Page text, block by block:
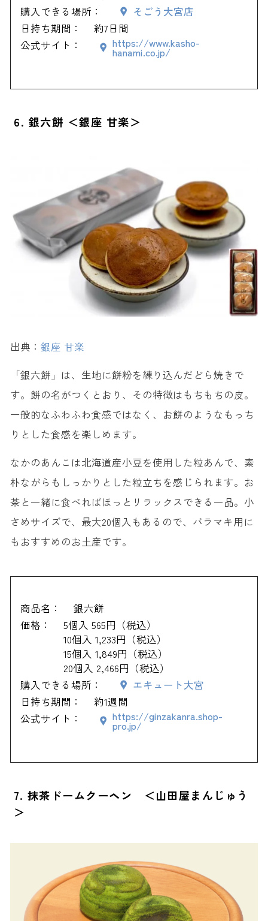
購入できる場所：
そごう大宮店
日持ち期間：
約7日間
公式サイト：
https://www.kasho-
hanami.co.jp/
6. 銀六餅 ＜銀座 甘楽＞
出典： 銀座 甘楽
「銀六餅」は、生地に餅粉を練り込んだどら焼きで
す。餅の名がつくとおり、その特徴はもちもちの皮。
一般的なふわふわ食感ではなく、お餅のようなもっち
りとした食感を楽しめます。
なかのあんこは北海道産小豆を使用した粒あんで、素
朴ながらもしっかりとした粒立ちを感じられます。お
茶と一緒に食べればほっとリラックスできる一品。小
さめサイズで、最大20個入もあるので、バラマキ用に
もおすすめのお土産です。
商品名：
銀六餅
価格：
5個入 565円（税込）
10個入 1,233円（税込）
15個入 1,849円（税込）
20個入 2,466円（税込）
購入できる場所：
エキュート大宮
日持ち期間：
約1週間
公式サイト：
https://ginzakanra.shop-
pro.jp/
7. 抹茶ドームクーヘン ＜山田屋まんじゅう
＞